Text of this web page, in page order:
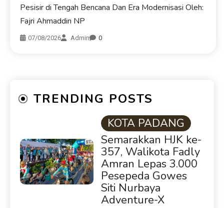
Pesisir di Tengah Bencana Dan Era Modernisasi Oleh:
Fajri Ahmaddin NP
07/08/2026 Admin 0
TRENDING POSTS
KOTA PADANG
Semarakkan HJK ke-
357, Walikota Fadly
Amran Lepas 3.000
Pesepeda Gowes
Siti Nurbaya
Adventure-X